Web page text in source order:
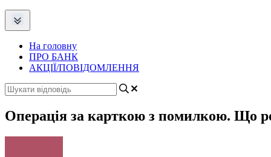
На головну
ПРО БАНК
АКЦІЇ/ПОВІДОМЛЕННЯ
Операція за карткою з помилкою. Що